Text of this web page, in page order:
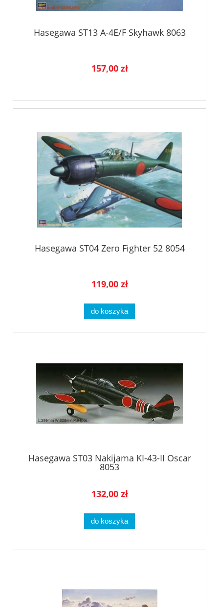
Hasegawa ST13 A-4E/F Skyhawk 8063
157,00 zł
Hasegawa ST04 Zero Fighter 52 8054
119,00 zł
do koszyka
Hasegawa ST03 Nakijama KI-43-II Oscar
8053
132,00 zł
do koszyka